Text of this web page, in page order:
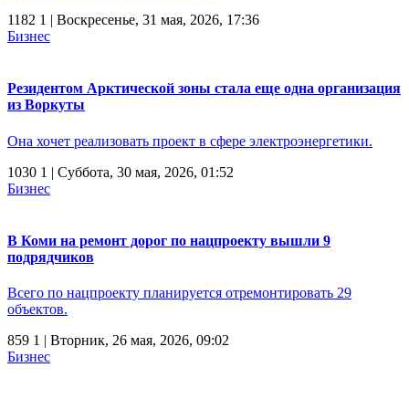
1182 1 | Воскресенье, 31 мая, 2026, 17:36
Бизнес
Резидентом Арктической зоны стала еще одна организация
из Воркуты
Она хочет реализовать проект в сфере электроэнергетики.
1030 1 | Суббота, 30 мая, 2026, 01:52
Бизнес
В Коми на ремонт дорог по нацпроекту вышли 9
подрядчиков
Всего по нацпроекту планируется отремонтировать 29
объектов.
859 1 | Вторник, 26 мая, 2026, 09:02
Бизнес